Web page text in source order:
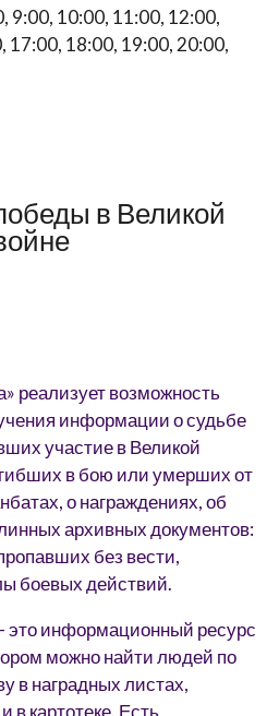
9:00, 10:00, 11:00, 12:00,
17:00, 18:00, 19:00, 20:00,
в Великой